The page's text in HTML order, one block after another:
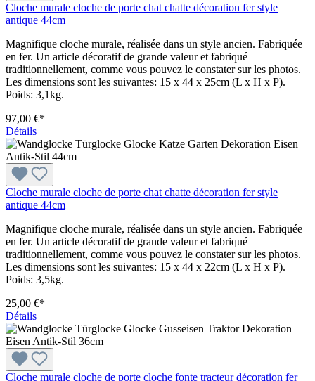
Cloche murale cloche de porte chat chatte décoration fer style
antique 44cm
Magnifique cloche murale, réalisée dans un style ancien. Fabriquée
en fer. Un article décoratif de grande valeur et fabriqué
traditionnellement, comme vous pouvez le constater sur les photos.
Les dimensions sont les suivantes: 15 x 44 x 25cm (L x H x P).
Poids: 3,1kg.
97,00 €*
Détails
Cloche murale cloche de porte chat chatte décoration fer style
antique 44cm
Magnifique cloche murale, réalisée dans un style ancien. Fabriquée
en fer. Un article décoratif de grande valeur et fabriqué
traditionnellement, comme vous pouvez le constater sur les photos.
Les dimensions sont les suivantes: 15 x 44 x 22cm (L x H x P).
Poids: 3,5kg.
25,00 €*
Détails
Cloche murale cloche de porte cloche fonte tracteur décoration fer